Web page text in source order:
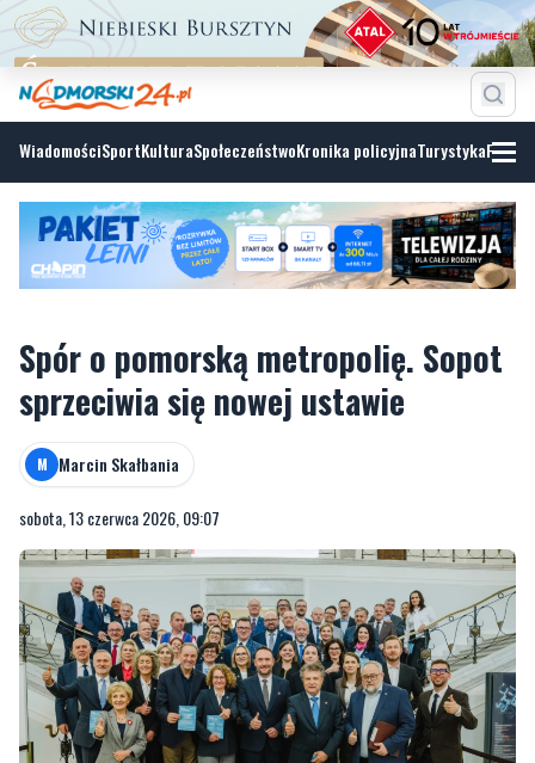
WiadomościSportKulturaSpołeczeństwoKronika policyjnaTurystyka
Spór o pomorską metropolię. Sopot
M Marcin Skałbania
sobota, 13 czerwca 2026, 09:07
ZDJĘCIE: MATERIAŁ PARTNERA